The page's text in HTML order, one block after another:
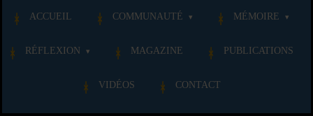
ACCUEIL COMMUNAUTÉ MÉMOIRE
RÉFLEXION MAGAZINE PUBLICATIONS
VIDÉOS CONTACT